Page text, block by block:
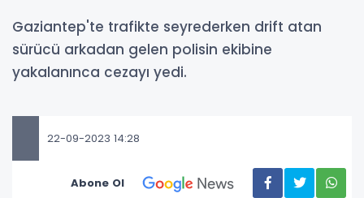
Gaziantep'te trafikte seyrederken drift atan
sürücü arkadan gelen polisin ekibine
yakalanınca cezayı yedi.
22-09-2023 14:28
Abone Ol